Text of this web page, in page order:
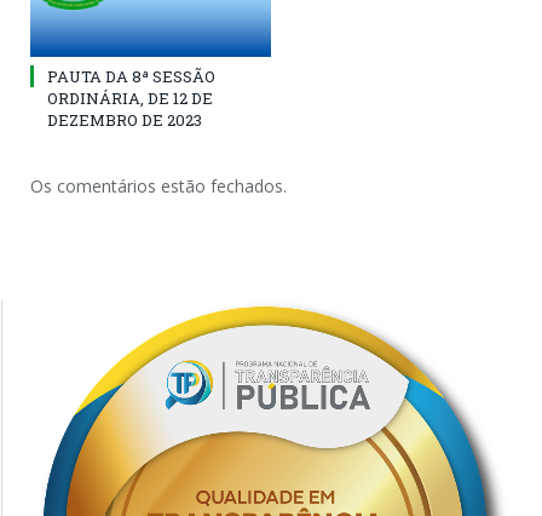
PAUTA DA 8ª SESSÃO
ORDINÁRIA, DE 12 DE
DEZEMBRO DE 2023
Os comentários estão fechados.